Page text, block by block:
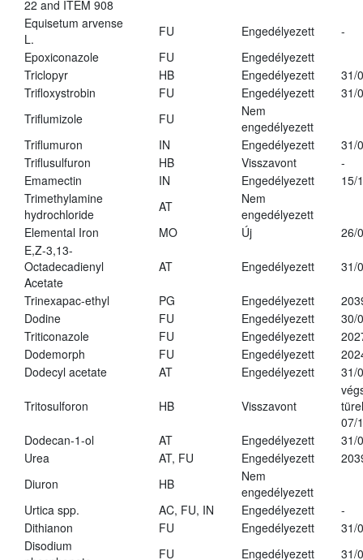
22 and ITEM 908
Equisetum arvense
L.
FU Engedélyezett
-
Epoxiconazole
FU
Engedélyezett
Triclopyr
HB Engedélyezett
31/
Trifloxystrobin
FU Engedélyezett
31/
Triflumizole
FU
Nem
engedélyezett
Triflumuron
IN Engedélyezett
31/
Triflusulfuron
HB Visszavont
-
Emamectin
IN Engedélyezett
15/
Trimethylamine
hydrochloride
AT
Nem
engedélyezett
Elemental Iron
MO Új
26/
E,Z-3,13-
Octadecadienyl
Acetate
AT Engedélyezett 31/
Trinexapac-ethyl PG Engedélyezett
Dodine
FU Engedélyezett
30/
Triticonazole
FU Engedélyezett
Dodemorph
FU Engedélyezett
Dodecyl acetate
AT Engedélyezett 31/
Tritosulforon HB Visszavont
07/
Dodecan-1-ol
AT Engedélyezett
31/
Urea
AT, FU Engedélyezett
Diuron
HB
Nem
engedélyezett
Urtica spp.
AC, FU, IN Engedélyezett
-
Dithianon
FU Engedélyezett
31/
Disodium
FU Engedélyezett
31/